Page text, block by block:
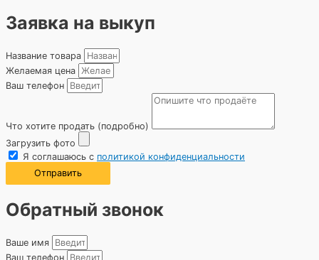
Заявка на выкуп
Название товара
Желаемая цена
Ваш телефон
Что хотите продать (подробно)
Загрузить фото
Я соглашаюсь с политикой конфиденциальности
Отправить
Обратный звонок
Ваше имя
Ваш телефон